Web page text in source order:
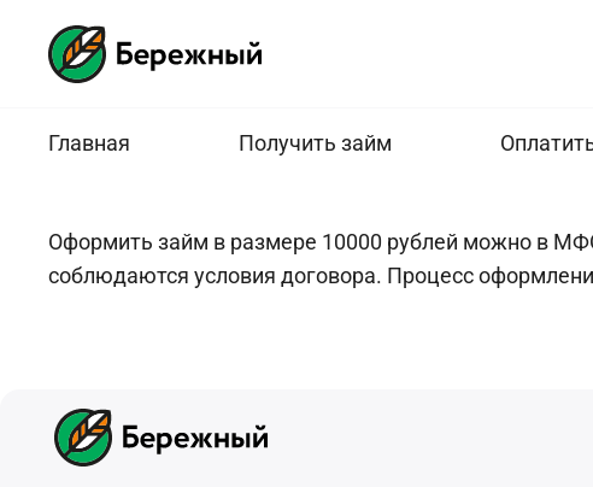
Главная Получить займ
Оформить займ в размере 10000 рублей можно в
соблюдаются условия договора. Процесс